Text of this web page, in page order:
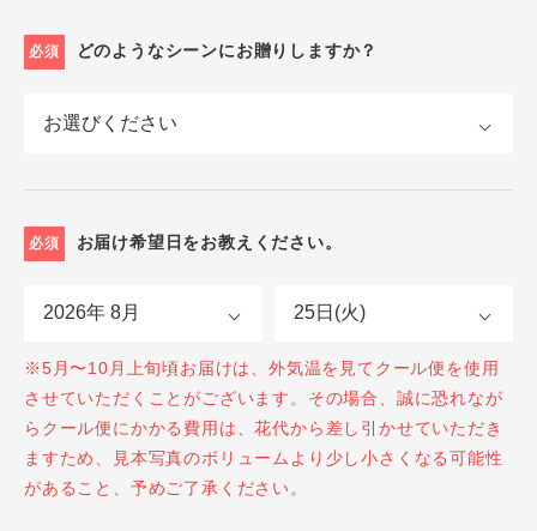
必須 どのようなシーンにお贈りしますか？
必須 お届け希望日をお教えください。
※5月〜10月上旬頃お届けは、外気温を見てクール便を使用
させていただくことがございます。その場合、誠に恐れなが
らクール便にかかる費用は、花代から差し引かせていただき
ますため、見本写真のボリュームより少し小さくなる可能性
があること、予めご了承ください。